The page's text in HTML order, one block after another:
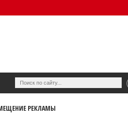
РЕКЛАМЫ